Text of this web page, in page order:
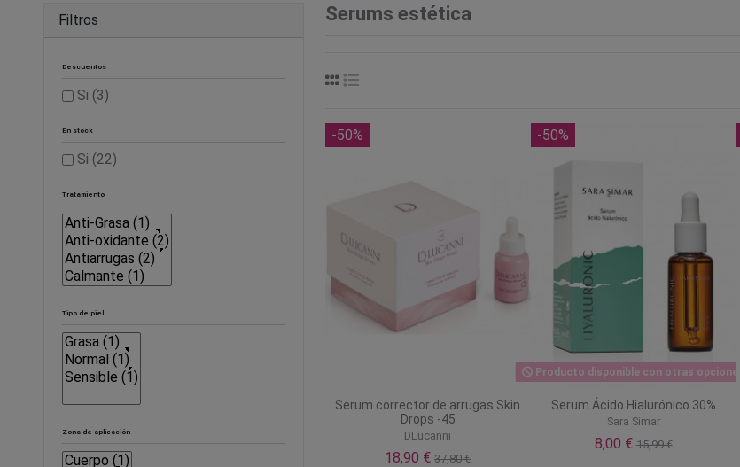
Serums estética
-50%
Serum corrector de arrugas Skin
Drops -45
DLucanni
18,90 €37,80 €
-50%
Producto disponible con otras opciones
Serum Ácido Hialurónico 30%
Sara Simar
8,00 € 15,99 €
Filtros
Descuentos
Si (3)
En stock
Si (22)
Tratamiento
Tipo de piel
Zona de aplicación